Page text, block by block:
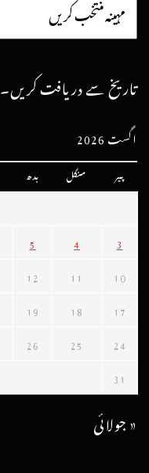
تاریخ سے دریافت کریں۔
اگست 2026
پیر منگل بدھ
3
4
5
10
11
12
17
18
19
24
25
26
31
« جولائی